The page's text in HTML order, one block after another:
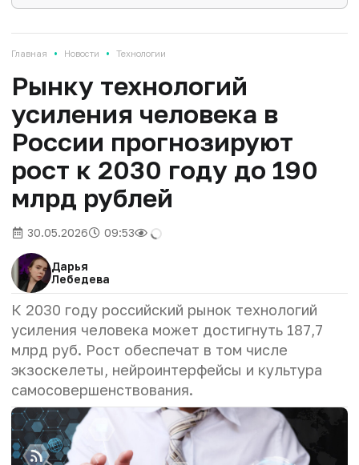
Главная • Новости • Технологии
Рынку технологий
усиления человека в
России прогнозируют
рост к 2030 году до 190
млрд рублей
30.05.2026 09:53
Дарья
Лебедева
К 2030 году российский рынок технологий
усиления человека может достигнуть 187,7
млрд руб. Рост обеспечат в том числе
экзоскелеты, нейроинтерфейсы и культура
самосовершенствования.